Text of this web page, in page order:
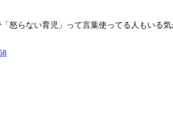
怒らない育児」って言葉使ってる人もいる気